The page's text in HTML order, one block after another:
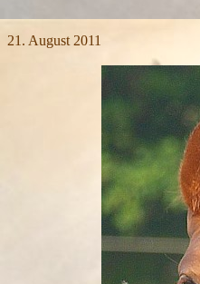
21. August 2011